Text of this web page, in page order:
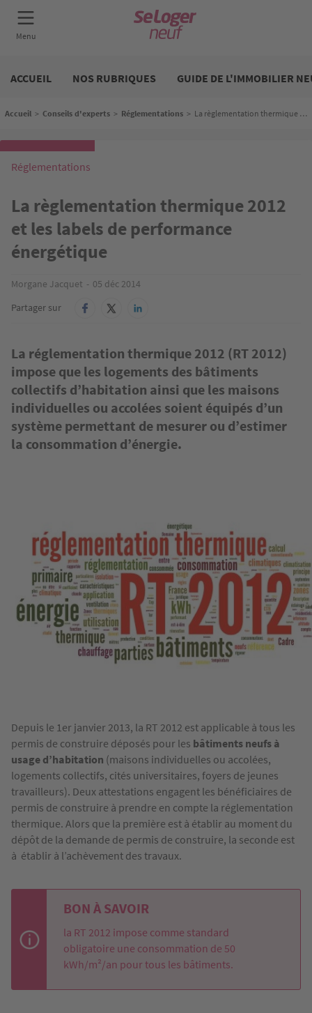
contenu
ACCUEIL
NOS RUBRIQUES GUIDE DE L'IMMOBILIER
Fil d'Ariane
Accueil > Conseils d'experts > Réglementations > La règlementation thermique 2012 et les labels de performance énergétique
Réglementations
La règlementation thermique 2012
et les labels de performance
énergétique
Morgane Jacquet
05 déc 2014
Partager sur
La réglementation thermique 2012 (RT 2012)
impose que les logements des bâtiments
collectifs d’habitation ainsi que les maisons
individuelles ou accolées soient équipés d’un
système permettant de mesurer ou d’estimer
la consommation d’énergie.
Depuis le 1er janvier 2013, la RT 2012 est applicable à tous les
permis de construire déposés pour les bâtiments neufs à
usage d’habitation (maisons individuelles ou accolées,
logements collectifs, cités universitaires, foyers de jeunes
travailleurs). Deux attestations engagent les bénéficiaires de
permis de construire à prendre en compte la réglementation
thermique. Alors que la première est à établir au moment du
dépôt de la demande de permis de construire, la seconde est
à établir à l’achèvement des travaux.
BON À SAVOIR
la RT 2012 impose comme standard
obligatoire une consommation de 50
kWh/m²/an pour tous les bâtiments.